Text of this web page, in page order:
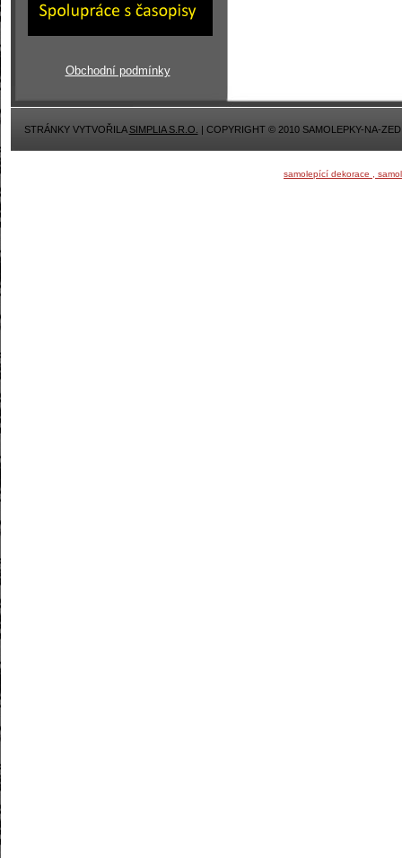
Obchodní podmínky
STRÁNKY VYTVOŘILASIMPLIA S.R.O. | COPYRIGHT © 2010 SAMOLEPKY-NA-
samolepící dekorace ,